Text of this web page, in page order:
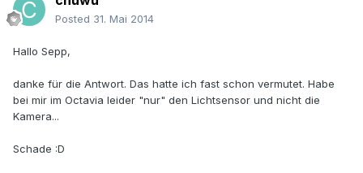
Posted 31. Mai 2014
Hallo Sepp,
danke für die Antwort. Das hatte ich fast schon vermutet. Habe
bei mir im Octavia leider "nur" den Lichtsensor und nicht die
Kamera...
Schade :D